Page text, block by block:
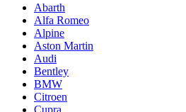
Abarth
Alfa Romeo
Alpine
Aston Martin
Audi
Bentley
BMW
Citroen
Cupra